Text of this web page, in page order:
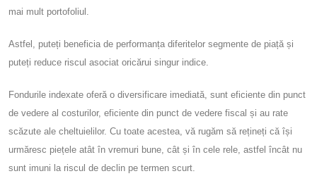
mai mult portofoliul.
Astfel, puteți beneficia de performanța diferitelor segmente de piață și
puteți reduce riscul asociat oricărui singur indice.
Fondurile indexate oferă o diversificare imediată, sunt eficiente din punct
de vedere al costurilor, eficiente din punct de vedere fiscal și au rate
scăzute ale cheltuielilor. Cu toate acestea, vă rugăm să rețineți că își
urmăresc piețele atât în ​​vremuri bune, cât și în cele rele, astfel încât nu
sunt imuni la riscul de declin pe termen scurt.